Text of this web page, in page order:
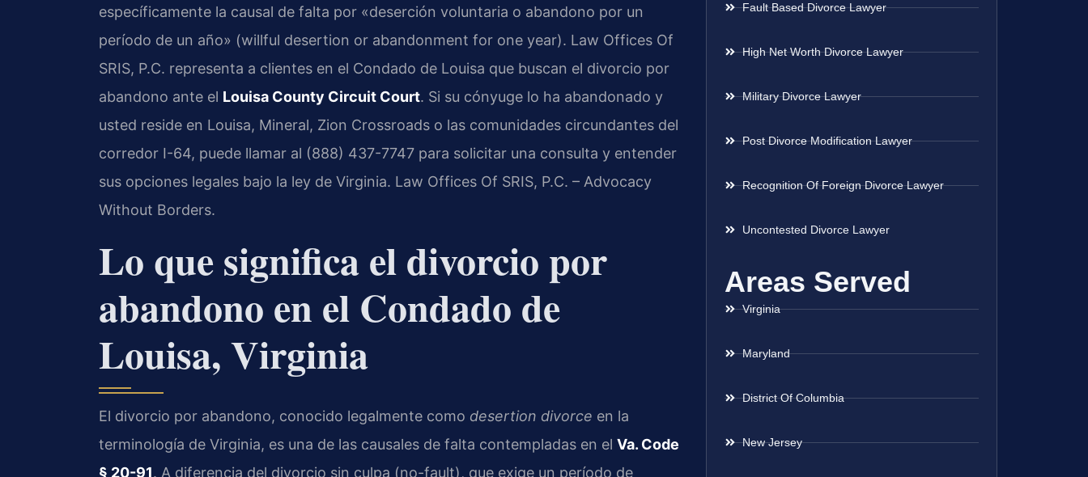
específicamente la causal de falta por «deserción voluntaria o abandono por un
período de un año» (willful desertion or abandonment for one year). Law Offices Of
SRIS, P.C. representa a clientes en el Condado de Louisa que buscan el divorcio por
abandono ante el Louisa County Circuit Court. Si su cónyuge lo ha abandonado y
usted reside en Louisa, Mineral, Zion Crossroads o las comunidades circundantes del
corredor I-64, puede llamar al (888) 437-7747 para solicitar una consulta y entender
sus opciones legales bajo la ley de Virginia. Law Offices Of SRIS, P.C. – Advocacy
Without Borders.
Lo que significa el divorcio por
abandono en el Condado de
Louisa, Virginia
El divorcio por abandono, conocido legalmente como desertion divorce en la
terminología de Virginia, es una de las causales de falta contempladas en el Va. Code
§ 20-91. A diferencia del divorcio sin culpa (no-fault), que exige un período de
Fault Based Divorce Lawyer
High Net Worth Divorce Lawyer
Military Divorce Lawyer
Post Divorce Modification Lawyer
Recognition Of Foreign Divorce Lawyer
Uncontested Divorce Lawyer
Areas Served
Virginia
Maryland
District Of Columbia
New Jersey